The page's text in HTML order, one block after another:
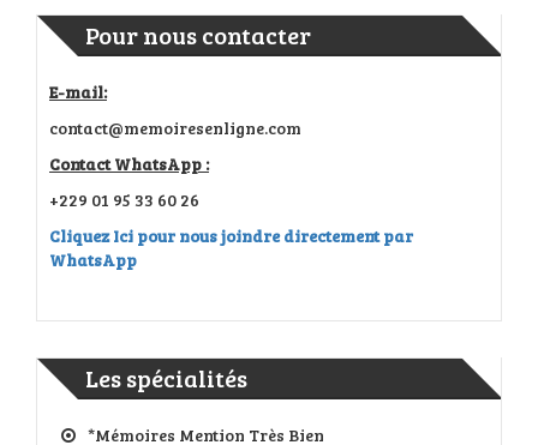
Pour nous contacter
E-mail:
contact@memoiresenligne.com
Contact WhatsApp :
+229 01 95 33 60 26
Cliquez Ici pour nous joindre directement par
WhatsApp
Les spécialités
*Mémoires Mention Très Bien